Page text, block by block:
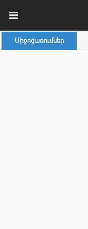
Միջոցառումներ